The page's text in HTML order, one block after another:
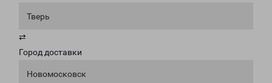
Тверь
⇄
Город доставки
Новомосковск